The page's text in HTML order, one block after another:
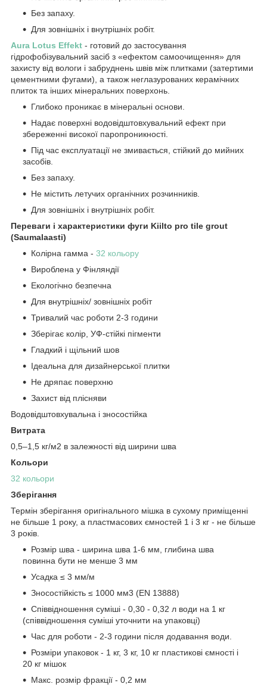
Без запаху.
Для зовнішніх і внутрішніх робіт.
Aura Lotus Effekt - готовий до застосування
гідрофобізувальний засіб з «ефектом самоочищення» для
захисту від вологи і забруднень швів між плитками (затертими
цементними фугами), а також неглазурованих керамічних
плиток та інших мінеральних поверхонь.
Глибоко проникає в мінеральні основи.
Надає поверхні водовідштовхувальний ефект при
збереженні високої паропроникності.
Під час експлуатації не змивається, стійкий до мийних
засобів.
Без запаху.
Не містить летучих органічних розчинників.
Для зовнішніх і внутрішніх робіт.
Переваги і характеристики фуги Kiilto pro tile grout
(Saumalaasti)
Колірна гамма - 32 кольору
Вироблена у Фінляндії
Екологічно безпечна
Для внутрішніх/ зовнішніх робіт
Тривалий час роботи 2-3 години
Зберігає колір, УФ-стійкі пігменти
Гладкий і щільний шов
Ідеальна для дизайнерської плитки
Не дряпає поверхню
Захист від плісняви
Водовідштовхувальна і зносостійка
Витрата
0,5–1,5 кг/м2 в залежності від ширини шва
Кольори
32 кольори
Зберігання
Термін зберігання оригінального мішка в сухому приміщенні
не більше 1 року, а пластмасових ємностей 1 і 3 кг - не більше
3 років.
Розмір шва - ширина шва 1-6 мм, глибина шва
повинна бути не менше 3 мм
Усадка ≤ 3 мм/м
Зносостійкість ≤ 1000 мм3 (EN 13888)
Співвідношення суміші - 0,30 - 0,32 л води на 1 кг
(співвідношення суміші уточнити на упаковці)
Час для роботи - 2-3 години після додавання води.
Розміри упаковок - 1 кг, 3 кг, 10 кг пластикові ємності і
20 кг мішок
Макс. розмір фракції - 0,2 мм